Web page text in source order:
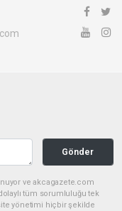
Gönder
ve akcagazete.com
tüm sorumluluğu tek
yönetimi hiçbir şekilde